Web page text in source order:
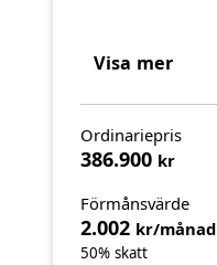
Visa mer
Ordinariepris
386.900kr
Förmånsvärde
2.002kr/månad
50% skatt